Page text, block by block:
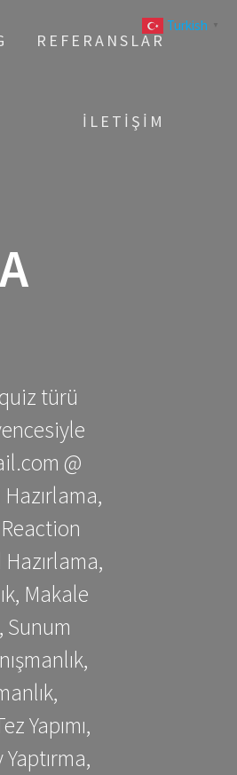
REFERANSLAR
İLETIŞIM
türü
@
Makale
Sunum
Yapımı,
Turkish ▼